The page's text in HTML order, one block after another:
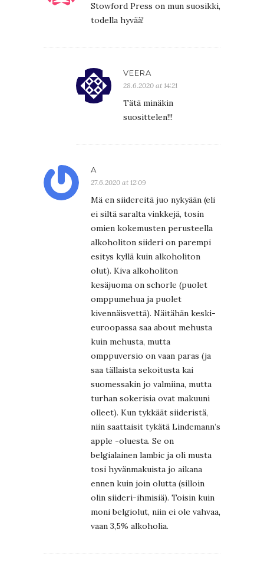
Stowford Press on mun suosikki,
todella hyvää!
VEERA
28.6.2020 at 14:21
Tätä minäkin
suosittelen!!!
A
27.6.2020 at 12:09
Mä en siidereitä juo nykyään (eli
ei siltä saralta vinkkejä, tosin
omien kokemusten perusteella
alkoholiton siideri on parempi
esitys kyllä kuin alkoholiton
olut). Kiva alkoholiton
kesäjuoma on schorle (puolet
omppumehua ja puolet
kivennäisvettä). Näitähän keski-
euroopassa saa about mehusta
kuin mehusta, mutta
omppuversio on vaan paras (ja
saa tällaista sekoitusta kai
suomessakin jo valmiina, mutta
turhan sokerisia ovat makuuni
olleet). Kun tykkäät siideristä,
niin saattaisit tykätä Lindemann’s
apple -oluesta. Se on
belgialainen lambic ja oli musta
tosi hyvänmakuista jo aikana
ennen kuin join olutta (silloin
olin siideri-ihmisiä). Toisin kuin
moni belgiolut, niin ei ole vahvaa,
vaan 3,5% alkoholia.